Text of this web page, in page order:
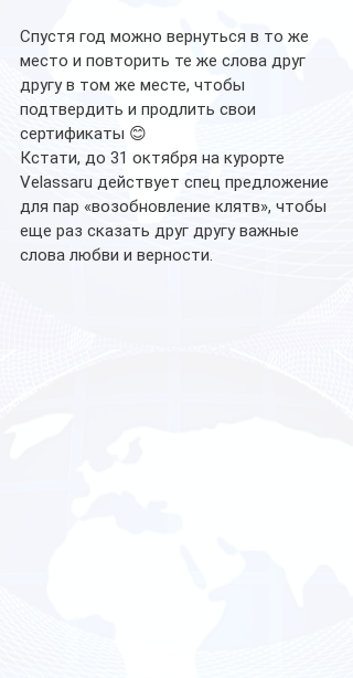
Спустя год можно вернуться в то же
место и повторить те же слова друг
другу в том же месте, чтобы
подтвердить и продлить свои
сертификаты 😊
Кстати, до 31 октября на курорте
Velassaru действует спец предложение
для пар «возобновление клятв», чтобы
еще раз сказать друг другу важные
слова любви и верности.